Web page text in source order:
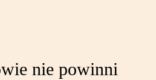
nie powinni